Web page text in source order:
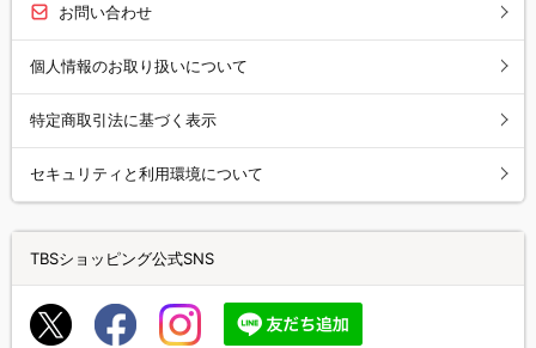
お問い合わせ
個人情報のお取り扱いについて
特定商取引法に基づく表示
セキュリティと利用環境について
TBSショッピング公式SNS